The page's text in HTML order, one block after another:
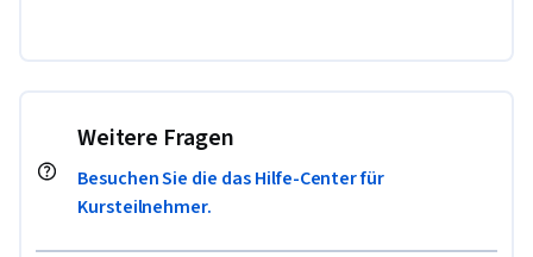
Weitere Fragen
Besuchen Sie die das Hilfe-Center für
Kursteilnehmer.